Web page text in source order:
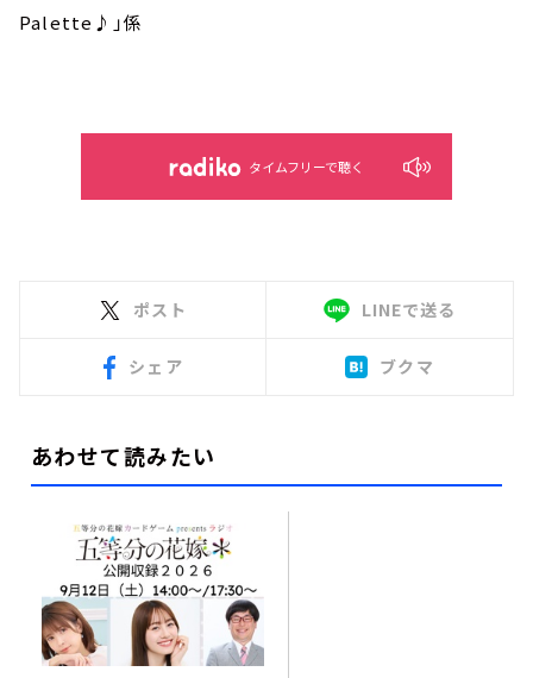
Palette♪」係
タイムフリーで聴く
ポスト LINEで送る
シェア ブクマ
あわせて読みたい